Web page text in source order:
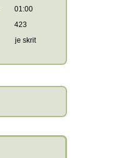
01:00
423
je skrit